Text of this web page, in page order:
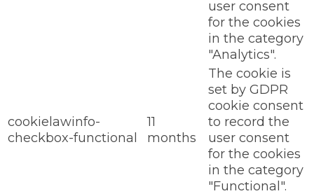
user consent
for the cookies
in the category
"Analytics".
cookielawinfo-
checkbox-functional
11
months
The cookie is
set by GDPR
cookie consent
to record the
user consent
for the cookies
in the category
"Functional".